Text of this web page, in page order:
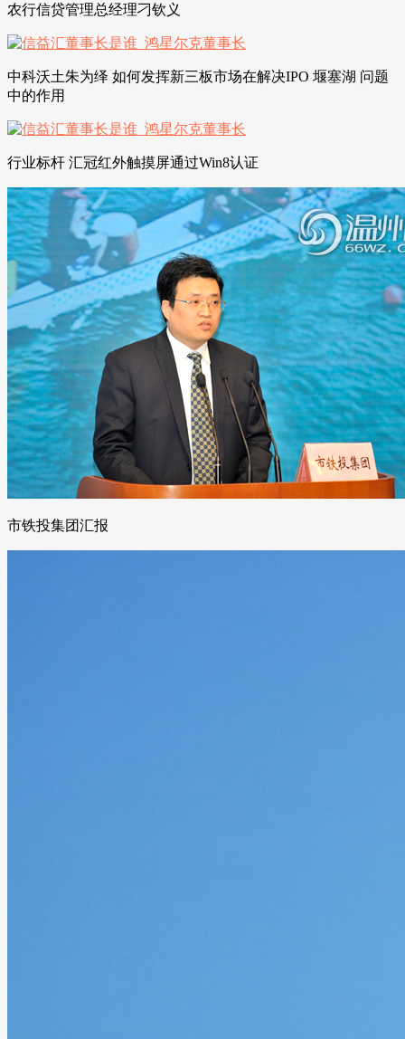
农行信贷管理总经理刁钦义
中科沃土朱为绎 如何发挥新三板市场在解决IPO 堰塞湖 问题
中的作用
行业标杆 汇冠红外触摸屏通过Win8认证
市铁投集团汇报